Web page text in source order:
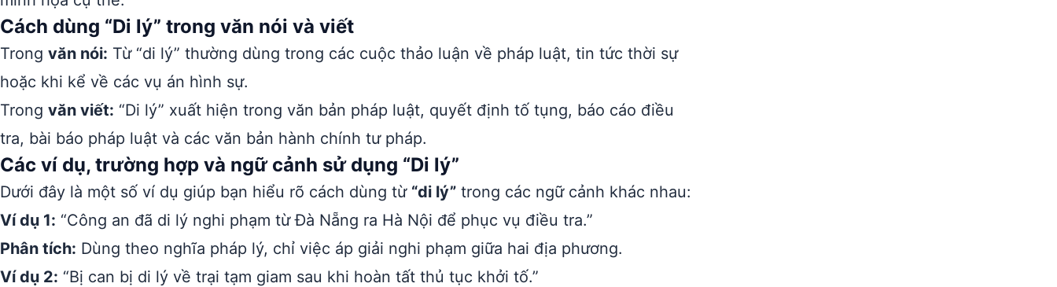
Cách dùng “Di lý” trong văn nói và viết
Trong văn nói: Từ “di lý” thường dùng trong các cuộc thảo luận về pháp luật, tin tức thời sự
hoặc khi kể về các vụ án hình sự.
Trong văn viết: “Di lý” xuất hiện trong văn bản pháp luật, quyết định tố tụng, báo cáo điều
tra, bài báo pháp luật và các văn bản hành chính tư pháp.
Các ví dụ, trường hợp và ngữ cảnh sử dụng “Di lý”
Dưới đây là một số ví dụ giúp bạn hiểu rõ cách dùng từ “di lý” trong các ngữ cảnh khác nhau:
Ví dụ 1: “Công an đã di lý nghi phạm từ Đà Nẵng ra Hà Nội để phục vụ điều tra.”
Phân tích: Dùng theo nghĩa pháp lý, chỉ việc áp giải nghi phạm giữa hai địa phương.
Ví dụ 2: “Bị can bị di lý về trại tạm giam sau khi hoàn tất thủ tục khởi tố.”